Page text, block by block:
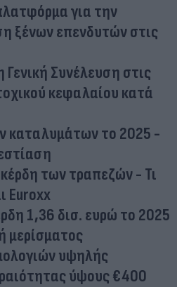
για την
ξένων επενδυτών στις
Συνέλευση στις
κεφαλαίου κατά
καταλυμάτων το 2025 -
των τραπεζών - Τι
Euroxx
1,36 δισ. ευρώ το 2025
μερίσματος
υψηλής
ύψους €400